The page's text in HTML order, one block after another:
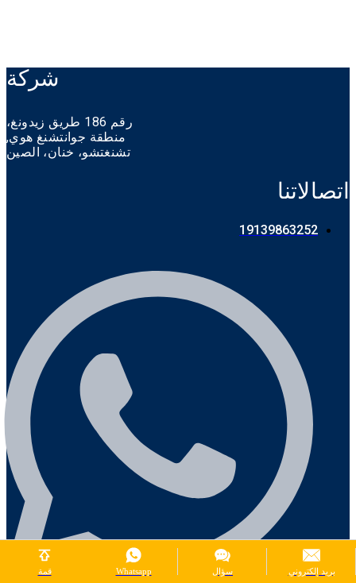
شركة
رقم 186 طريق زيدونغ،
منطقة جوانتشنغ هوي,
تشنغتشو، خنان، الصين
اتصالاتنا
19139863252
بريد إلكتروني سؤال Whatsapp قمة